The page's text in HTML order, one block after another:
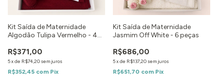
Kit Saída de Maternidade
Algodão Tulipa Vermelho - 4
R$371,00
5xde R$74,20 sem juros
R$352,45 com Pix
Kit Saída de Maternidade
Jasmim Off White - 6 peças
R$686,00
5xde R$137,20 sem juros
R$651,70 com Pix